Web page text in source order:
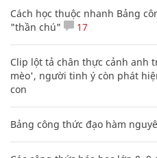
Cách học thuộc nhanh Bảng
"thần chú"
17
Clip lột tả chân thực cảnh anh
mèo', người tinh ý còn phát
con
Bảng công thức đạo hàm